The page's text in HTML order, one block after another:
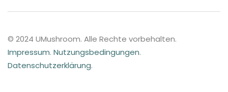
© 2024 UMushroom. Alle Rechte vorbehalten.
Impressum. Nutzungsbedingungen.
Datenschutzerklärung.